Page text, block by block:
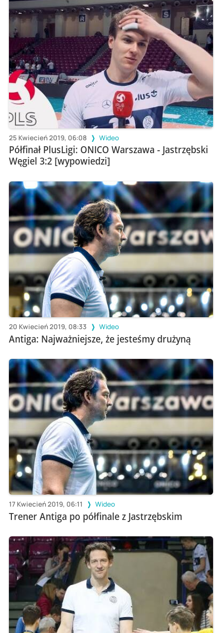
25 Kwiecień 2019, 06:08 Wideo
Półfinał PlusLigi: ONICO Warszawa - Jastrzębski
Węgiel 3:2 [wypowiedzi]
20 Kwiecień 2019, 08:33 Wideo
Antiga: Najważniejsze, że jesteśmy drużyną
17 Kwiecień 2019, 06:11 Wideo
Trener Antiga po półfinale z Jastrzębskim